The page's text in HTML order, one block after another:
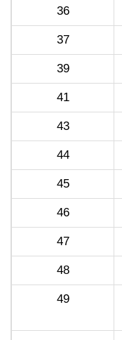
36
37
39
41
43
44
45
46
47
48
49